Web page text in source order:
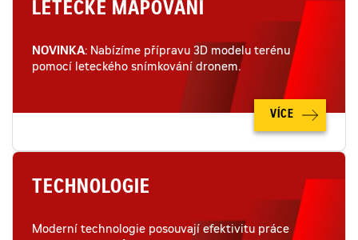
LETECKÉ MAPOVÁNÍ
NOVINKA: Nabízíme přípravu 3D modelu terénu
pomocí leteckého snímkování dronem.
VÍCE
TECHNOLOGIE
Moderní technologie posouvají efektivitu práce